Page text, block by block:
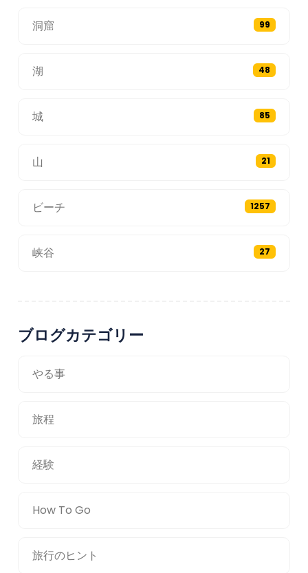
洞窟 99
湖 48
城 85
山 21
ビーチ 1257
峡谷 27
ブログカテゴリー
やる事
旅程
経験
How To Go
旅行のヒント